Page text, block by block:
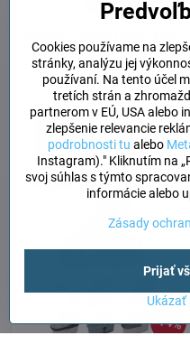
Glide 3 Black + korbička
TintedTaupe
Skladom
889 €
Do košíka
14%
Magnetická pracka
Cookies používame na
stránky, analýzu jej
používaní. Na tento účel
tretích strán a
partnerom v EÚ, USA alebo
zlepšenie relevancie
podrobnosti tu alebo
Instagram)." Kliknutím na
svoj súhlas s týmto
informácie alebo
Zásady
Prijať